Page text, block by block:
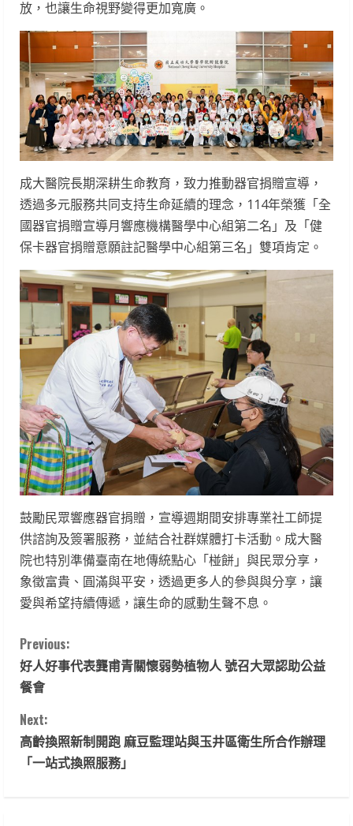
放，也讓生命視野變得更加寬廣。
成大醫院長期深耕生命教育，致力推動器官捐贈宣導，
透過多元服務共同支持生命延續的理念，114年榮獲「全
國器官捐贈宣導月響應機構醫學中心組第二名」及「健
保卡器官捐贈意願註記醫學中心組第三名」雙項肯定。
鼓勵民眾響應器官捐贈，宣導週期間安排專業社工師提
供諮詢及簽署服務，並結合社群媒體打卡活動。成大醫
院也特別準備臺南在地傳統點心「椪餅」與民眾分享，
象徵富貴、圓滿與平安，透過更多人的參與與分享，讓
愛與希望持續傳遞，讓生命的感動生聲不息。
C
o
n
t
Previous:
好人好事代表龔甫青關懷弱勢植物人 號召大眾認助公益
餐會
Next:
高齡換照新制開跑 麻豆監理站與玉井區衛生所合作辦理
「一站式換照服務」